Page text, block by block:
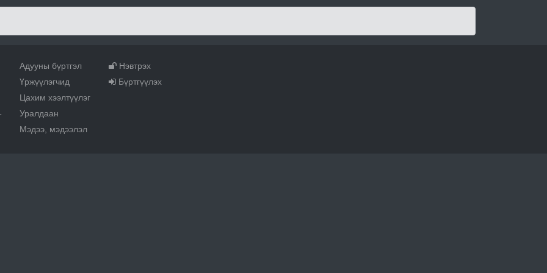
Адууны бүртгэл
Үржүүлэгчид
Цахим хээлтүүлэг
Уралдаан
Мэдээ, мэдээлэл
Нэвтрэх
Бүртгүүлэх